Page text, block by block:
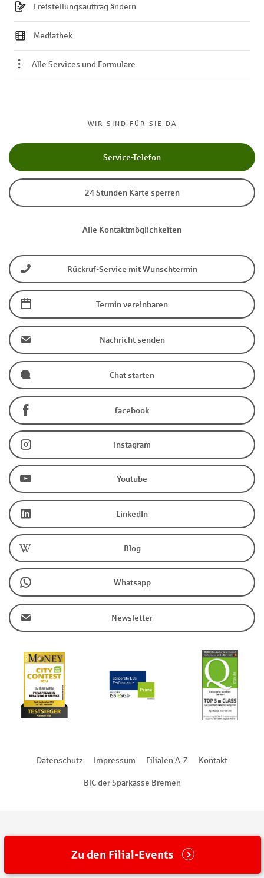
Zu den Filial-Events
WIR SIND FÜR SIE DA
Service-Telefon
24 Stunden Karte sperren
Alle Kontaktmöglichkeiten
Rückruf-Service mit Wunschtermin
Termin vereinbaren
Nachricht senden
Chat starten
facebook
Instagram
Youtube
LinkedIn
Blog
Whatsapp
Newsletter
Freistellungsauftrag ändern
Mediathek
Alle Services und Formulare
Datenschutz Impressum Filialen A-Z Kontakt
BIC der Sparkasse Bremen